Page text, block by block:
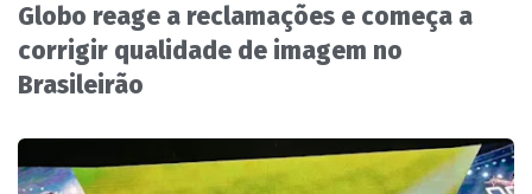
Globo reage a reclamações e começa a
corrigir qualidade de imagem no
Brasileirão